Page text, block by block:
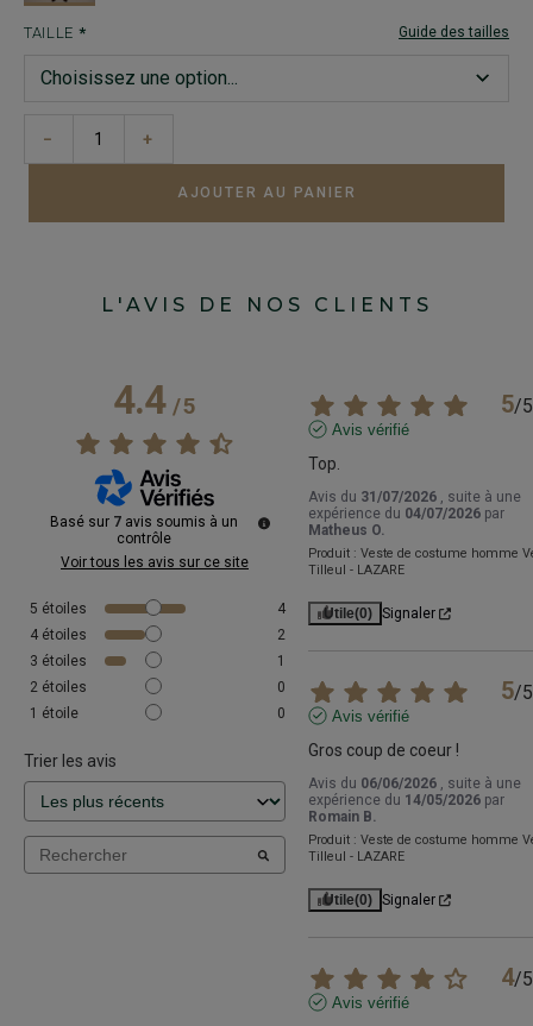
TAILLE Guide des tailles
− +
AJOUTER AU PANIER
L'AVIS DE NOS CLIENTS
4.4/5
Basé sur 7 avis soumis à un
contrôle
Voir tous les avis sur ce site
5 étoiles
4
4 étoiles
2
3 étoiles
1
2 étoiles
0
1 étoile 0
Trier les avis
5/5
Avis vérifié
Top.
Avis du 31/07/2026 , suite à une
expérience du 04/07/2026 par
Matheus O.
Produit : Veste de costume homme
Tilleul - LAZARE
Utile(0) Signaler
5/5
Avis vérifié
Gros coup de coeur !
Avis du 06/06/2026 , suite à une
expérience du 14/05/2026 par
Romain B.
Produit : Veste de costume homme
Tilleul - LAZARE
Utile(0) Signaler
4/5
Avis vérifié